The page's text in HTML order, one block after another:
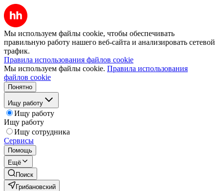
Мы используем файлы cookie, чтобы обеспечивать
правильную работу нашего веб-сайта и анализировать сетевой
трафик.
Правила использования файлов cookie
Мы используем файлы cookie. Правила использования
файлов cookie
Понятно
Ищу работу
Ищу работу
Ищу работу
Ищу сотрудника
Сервисы
Помощь
Ещё
Поиск
Грибановский